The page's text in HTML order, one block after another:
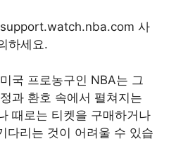
사
하세요.
국 프로농구인 NBA는 그
과 환호 속에서 펼쳐지는
때로는 티켓을 구매하거나
다리는 것이 어려울 수 있습